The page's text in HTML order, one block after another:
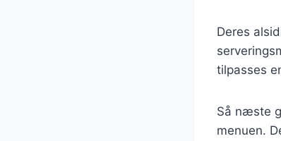
Deres
tilpasses
Så næste
menuen.